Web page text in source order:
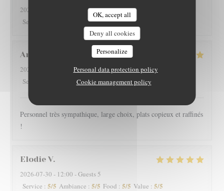
OK, accept all
Deny all cookies
Personalize
Personal data protection policy
Cookie management policy
2026-08-01
- 12:15 - Guests 4
Service
:5/5 Food:5/5 Value
Arnaud
2026-07-30
- 19:30 - Guests 2
Service
Ambiance:5/5 Food:5/5 Value:
Personnel très sympathique, large choix, plats copieux et raffinés
!
Elodie V
2026-07-30 - 12:00 - Guests 5
Service : 5/5 Ambiance : 5/5 Food : 5/5 Value : 5/5